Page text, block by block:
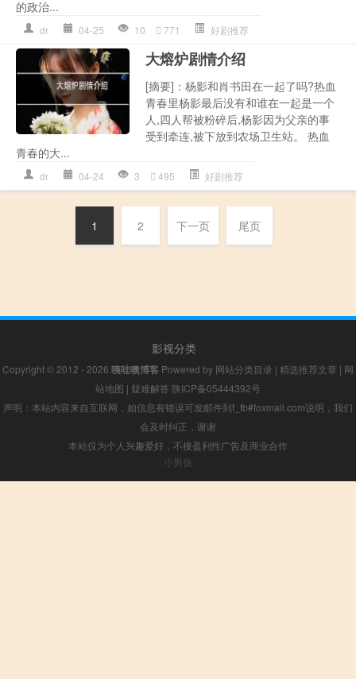
的政治...
dr 04-25 10 771 好剧推荐
大熔炉剧情介绍
[摘要]：杨影和肖书田在一起了吗?热血
青春里杨影最后没有和谁在一起是一个
人,四人帮被粉碎后,杨影因为父亲的事
受到牵连,被下放到农场卫生站。 热血
青春的大...
dr 04-24 3 495 好剧推荐
1 2 下一页 尾页
影视分类
Copyright © 2012 - 2026 咦哇噢博客 Powered by 网站分类目录 | 精选推荐文章 | 网
站地图 | 疑难解答 陕ICP备05444392号
声明：本站内容来自互联网，如信息有错误可发邮件到f_fb#foxmail.com说明，我们
会及时纠正，谢谢
本站仅为个人兴趣爱好，不接盈利性广告及商业合作
小男孩